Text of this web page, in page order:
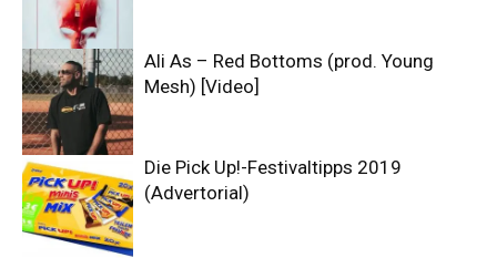
Ali As – Red Bottoms (prod. Young
Mesh) [Video]
Die Pick Up!-Festivaltipps 2019
(Advertorial)